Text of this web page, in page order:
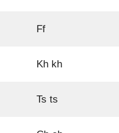
Ff
Kh kh
Ts ts